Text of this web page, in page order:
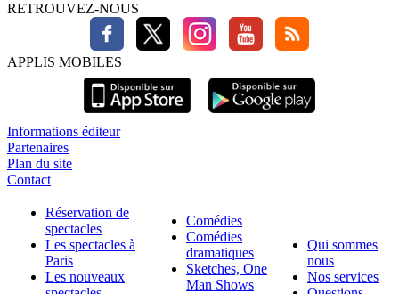
RETROUVEZ-NOUS
APPLIS MOBILES
Informations éditeur
Partenaires
Plan du site
Contact
Réservation de
spectacles
Les spectacles à
Paris
Les nouveaux
Comédies
Comédies
dramatiques
Sketches, One
Man Shows
Qui sommes
nous
Nos services